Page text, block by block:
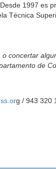
1997 es
Técnica
concertar
de
g / 943 320